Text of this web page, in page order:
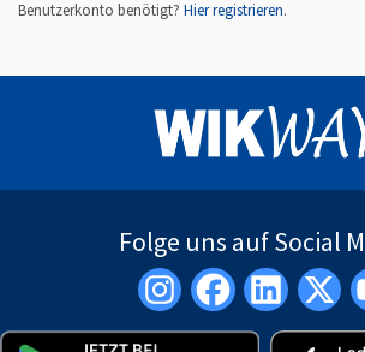
Benutzerkonto benötigt? Hier registrieren.
Folge uns auf Social